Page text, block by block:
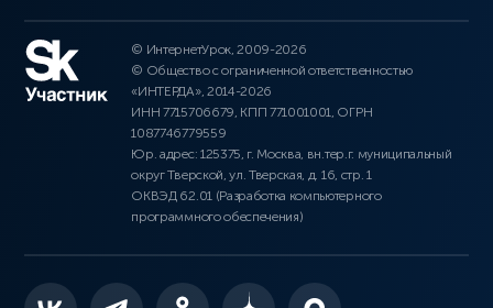
© ИнтернетУрок, 2009-2026
© Общество с ограниченной ответственностью
«ИНТЕРДА», 2014-2026
ИНН 7715706679, КПП 771001001, ОГРН
1087746779559
Юр. адрес: 125375, г. Москва, вн.тер.г. муниципальный
округ Тверской, ул. Тверская, д. 16, стр. 1
ОКВЭД 62.01 (Разработка компьютерного
программного обеспечения)